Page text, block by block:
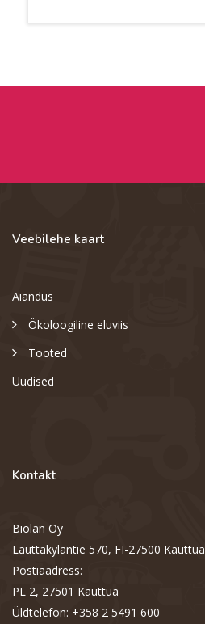
Veebilehe kaart
Aiandus
Ökoloogiline eluviis
Tooted
Uudised
Kontakt
Biolan Oy
Lauttakyläntie 570, FI-27500 Kauttua
Postiaadress:
PL 2, 27501 Kauttua
Üldtelefon: +358 2 5491 600